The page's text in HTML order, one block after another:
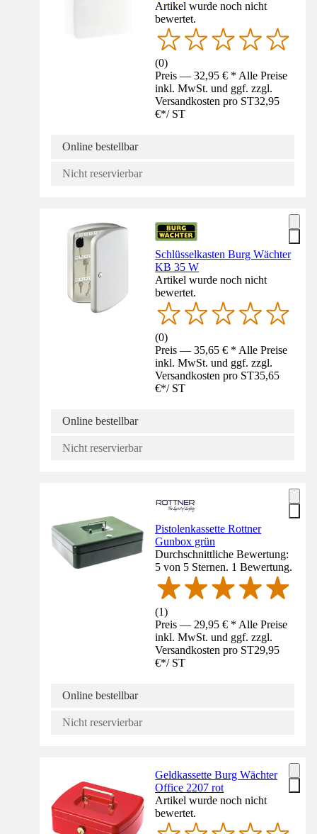
Artikel wurde noch nicht
bewertet.
(0)
Preis — 32,95 € * Alle Preise
inkl. MwSt. und ggf. zzgl.
Versandkosten pro ST32,95
€*/ ST
Online bestellbar
Nicht reservierbar
Schlüsselkasten Burg Wächter
KB 35 W
Artikel wurde noch nicht
bewertet.
(0)
Preis — 35,65 € * Alle Preise
inkl. MwSt. und ggf. zzgl.
Versandkosten pro ST35,65
€*/ ST
Online bestellbar
Nicht reservierbar
Pistolenkassette Rottner
Gunbox grün
Durchschnittliche Bewertung:
5 von 5 Sternen. 1 Bewertung.
(1)
Preis — 29,95 € * Alle Preise
inkl. MwSt. und ggf. zzgl.
Versandkosten pro ST29,95
€*/ ST
Online bestellbar
Nicht reservierbar
Geldkassette Burg Wächter
Office 2207 rot
Artikel wurde noch nicht
bewertet.